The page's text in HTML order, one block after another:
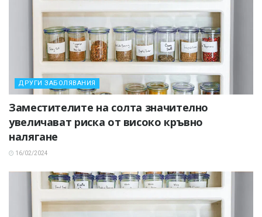
ДРУГИ ЗАБОЛЯВАНИЯ
Заместителите на солта значително
увеличават риска от високо кръвно
налягане
16/02/2024